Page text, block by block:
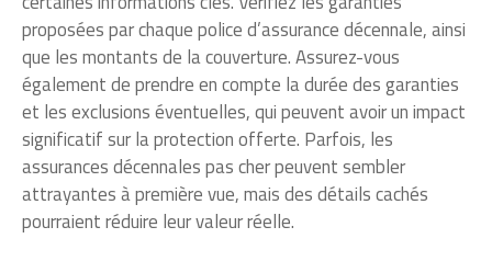
proposées par chaque police d’assurance décennale, ainsi
que les montants de la couverture. Assurez-vous
également de prendre en compte la durée des garanties
et les exclusions éventuelles, qui peuvent avoir un impact
significatif sur la protection offerte. Parfois, les
assurances décennales pas cher peuvent sembler
attrayantes à première vue, mais des détails cachés
pourraient réduire leur valeur réelle.